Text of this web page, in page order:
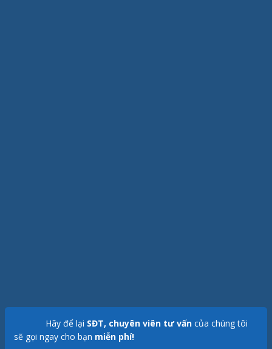
Hãy để lại SĐT, chuyên viên tư vấn của chúng tôi
sẽ gọi ngay cho bạn miễn phí!